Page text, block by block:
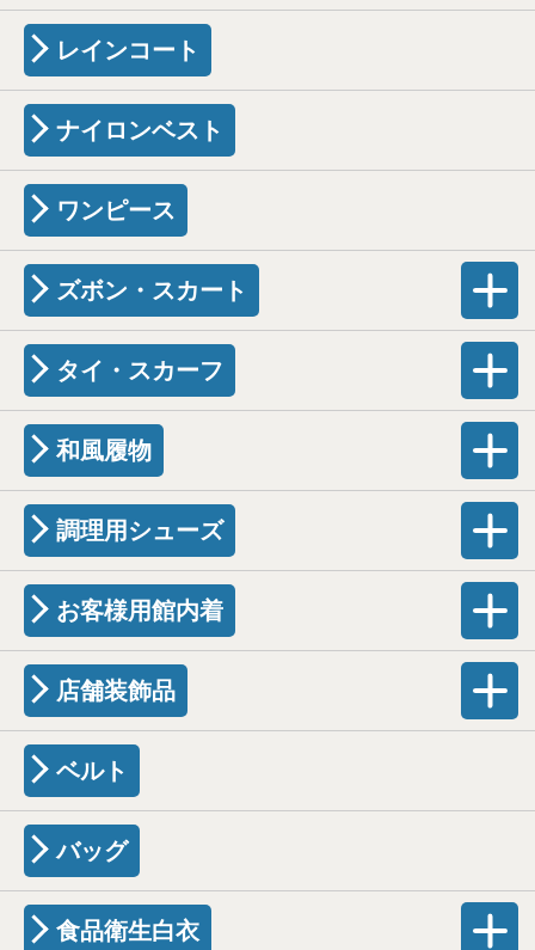
レインコート
ナイロンベスト
ワンピース
ズボン・スカート
タイ・スカーフ
和風履物
調理用シューズ
お客様用館内着
店舗装飾品
ベルト
バッグ
食品衛生白衣